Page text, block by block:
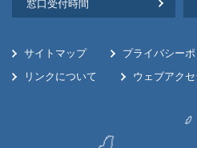
窓口受付時間
サイトマップ プライバシー
リンクについて
ウェブアク